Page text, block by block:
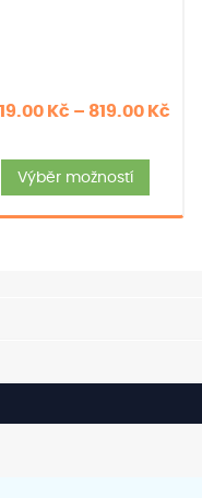
Kč – 819.00 Kč
Výběr možností
má
na